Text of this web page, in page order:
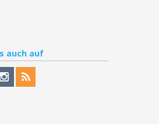
auch auf